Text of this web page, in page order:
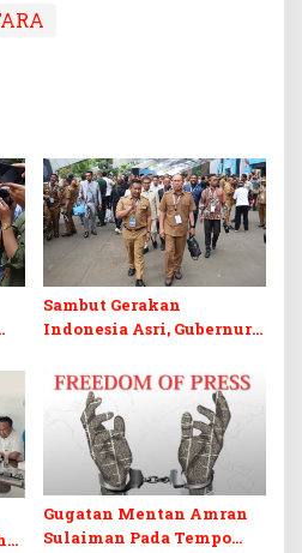
Sambut Gerakan
Indonesia Asri, Gubernur
Penertiban Baliho dan
Kabel Semrawut
Gugatan Mentan Amran
Sulaiman Pada Tempo